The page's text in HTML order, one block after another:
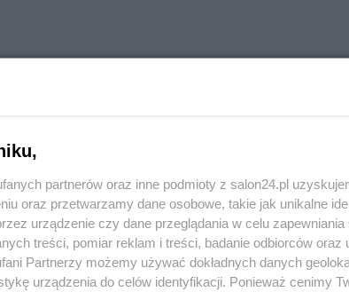
14 Obserwuj notkę
Polityka
partnerów oraz inne podmioty z salon24.pl
oraz przetwarzamy dane osobowe, takie jak unikalne
urządzenie czy dane przeglądania w celu
treści, pomiar reklam i treści, badanie odbiorców oraz
Partnerzy możemy używać dokładnych danych
urządzenia do celów identyfikacji. Ponieważ cenimy